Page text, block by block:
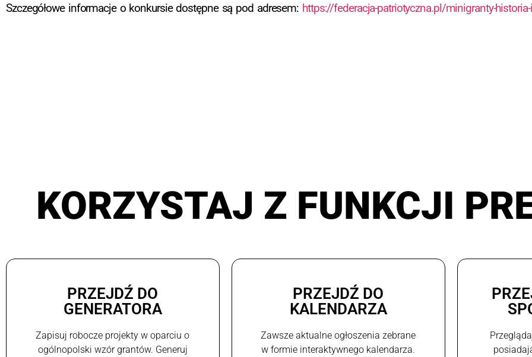
Szczegółowe informacje o konkursie dostępne są pod adresem: https://federacja-patriotyczna.pl/minigranty-
KORZYSTAJ Z FUNKCJI
PRZEJDŹ DO
GENERATORA
Zapisuj robocze projekty w oparciu o
ogólnopolski wzór grantów. Generuj
PRZEJDŹ DO
KALENDARZA
Zawsze aktualne ogłoszenia zebrane
w formie interaktywnego kalendarza.